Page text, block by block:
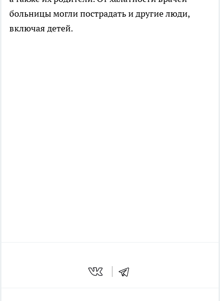
больницы могли пострадать и другие люди,
включая детей.